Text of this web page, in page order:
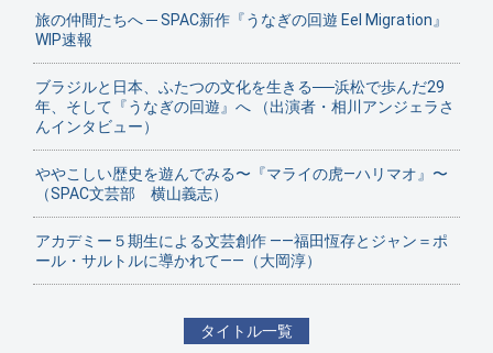
旅の仲間たちへ ─ SPAC新作『うなぎの回遊 Eel Migration』
WIP速報
ブラジルと日本、ふたつの文化を生きる──浜松で歩んだ29
年、そして『うなぎの回遊』へ （出演者・相川アンジェラさ
んインタビュー）
ややこしい歴史を遊んでみる〜『マライの虎—ハリマオ』〜
（SPAC文芸部 横山義志）
アカデミー５期生による文芸創作 ——福田恆存とジャン＝ポ
ール・サルトルに導かれて——（大岡淳）
タイトル一覧